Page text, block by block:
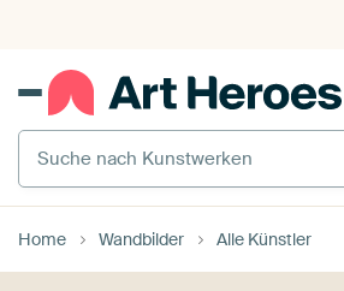
375'000+ Wände gefüllt
Kauf auf Rechnung
Individueller Druck auf Bestellung
Suche nach Kunstwerken
Home Wandbilder Alle Künstler